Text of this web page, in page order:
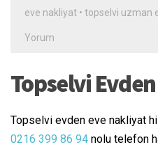
eve nakliyat • topselvi uzman
Yorum
Topselvi
Topselvi evden eve nakliyat
0216 399 86 94 nolu telefon